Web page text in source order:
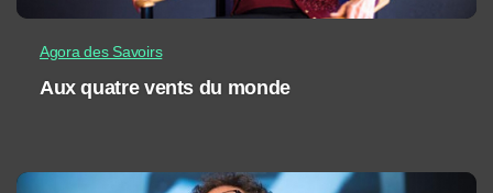
Agora des Savoirs
Aux quatre vents du monde